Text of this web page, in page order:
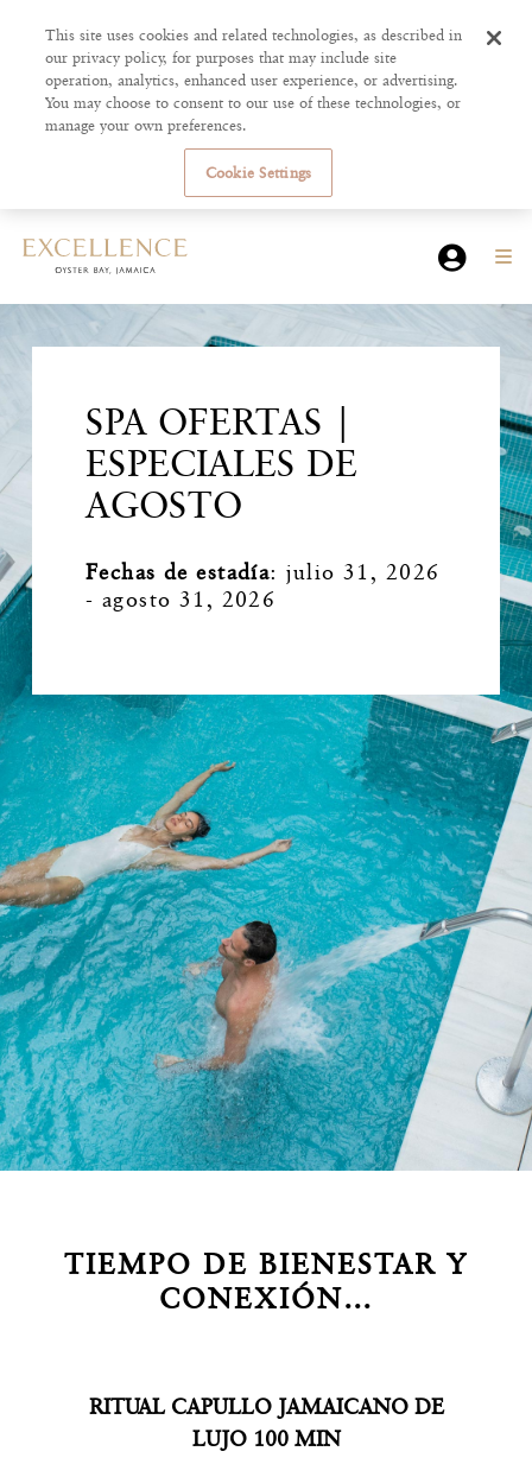
SPA OFERTAS |
ESPECIALES DE
AGOSTO
Fechas de estadía: julio 31, 2026
- agosto 31, 2026
TIEMPO DE BIENESTAR Y
CONEXIÓN…
RITUAL CAPULLO JAMAICANO DE
LUJO 100 MIN
This site uses cookies and related technologies, as described in
our privacy policy, for purposes that may include site
operation, analytics, enhanced user experience, or advertising.
You may choose to consent to our use of these technologies, or
manage your own preferences.
Cookie Settings